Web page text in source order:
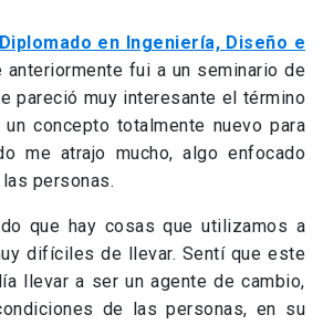
Diplomado en Ingeniería, Diseño e
anteriormente fui a un seminario de
pareció muy interesante el término
un concepto totalmente nuevo para
me atrajo mucho, algo enfocado
personas.
que hay cosas que utilizamos a
difíciles de llevar. Sentí que este
llevar a ser un agente de cambio,
de las personas, en su